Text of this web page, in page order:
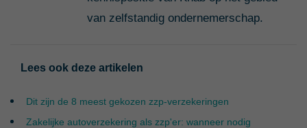
van zelfstandig ondernemerschap.
Lees ook deze artikelen
Dit zijn de 8 meest gekozen zzp-verzekeringen
Zakelijke autoverzekering als zzp'er: wanneer nodig